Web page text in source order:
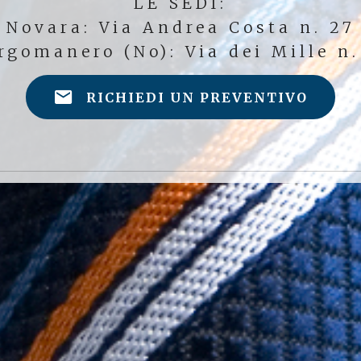
Novara: Via Andrea Costa n. 27
(No): Via dei Mille n.
RICHIEDI UN PREVENTIVO